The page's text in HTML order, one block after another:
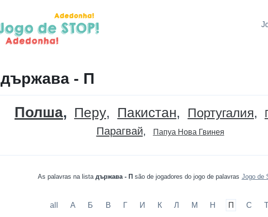
държава - П
Полша Перу Пакистан Португалия
Парагвай
Папуа Нова Гвинея
As palavras na lista държава - П são de jogadores do jogo de palavras Jogo de
all А Б В Г И К Л М Н П С